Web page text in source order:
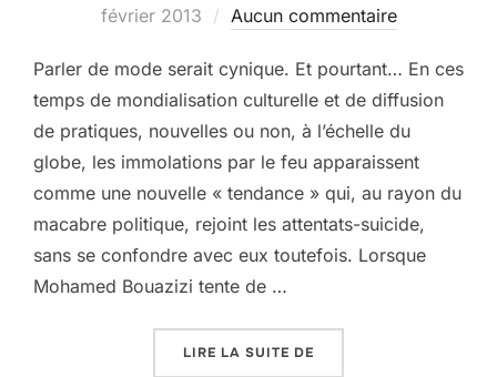
février 2013
Aucun commentaire
Parler de mode serait cynique. Et pourtant… En ces
temps de mondialisation culturelle et de diffusion
de pratiques, nouvelles ou non, à l’échelle du
globe, les immolations par le feu apparaissent
comme une nouvelle « tendance » qui, au rayon du
macabre politique, rejoint les attentats-suicide,
sans se confondre avec eux toutefois. Lorsque
Mohamed Bouazizi tente de …
LIRE LA SUITE DE